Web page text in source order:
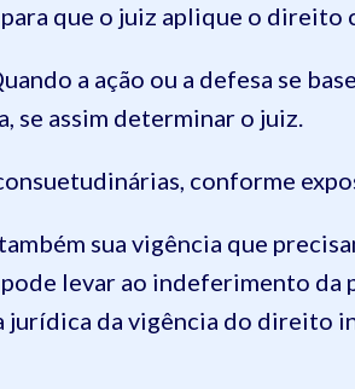
que o juiz aplique o
a ação ou a defesa se
se assim determinar o juiz.
conforme
sua vigência que
levar ao indeferimento da
jurídica da vigência do direito